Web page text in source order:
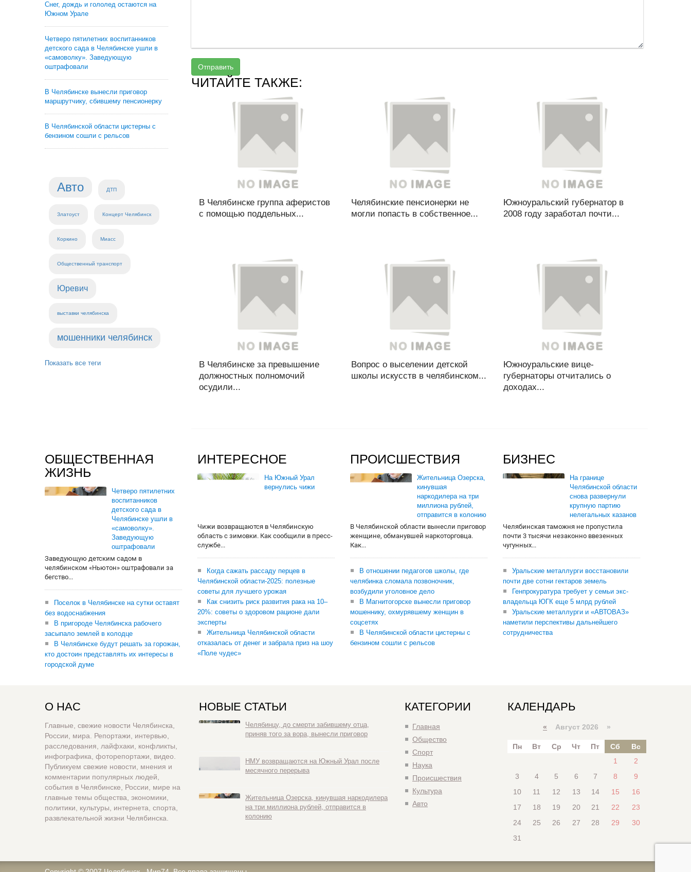
Снег, дождь и гололед остаются на
Южном Урале
Четверо пятилетних воспитанников
детского сада в Челябинске ушли в
«самоволку». Заведующую
оштрафовали
В Челябинске вынесли приговор
маршрутчику, сбившему пенсионерку
В Челябинской области цистерны с
бензином сошли с рельсов
Авто ДТП
Златоуст Концерт Челябинск
Коркино Миасс
Общественный транспорт
Юревич
выставки челябинска
мошенники челябинск
Показать все теги
Отправить
ЧИТАЙТЕ ТАКЖЕ:
В Челябинске группа аферистов
с помощью поддельных...
Челябинские пенсионерки не
могли попасть в собственное...
Южноуральский губернатор в
2008 году заработал почти...
В Челябинске за превышение
должностных полномочий
осудили...
Вопрос о выселении детской
школы искусств в челябинском...
Южноуральские вице-
губернаторы отчитались о
доходах...
ОБЩЕСТВЕННАЯ
ЖИЗНЬ
Четверо пятилетних
воспитанников
детского сада в
Челябинске ушли в
«самоволку».
Заведующую
оштрафовали
Заведующую детским садом в
челябинском «Ньютон» оштрафовали за
бегство...
Поселок в Челябинске на сутки оставят
без водоснабжения
В пригороде Челябинска рабочего
засыпало землей в колодце
В Челябинске будут решать за горожан,
кто достоин представлять их интересы в
городской думе
ИНТЕРЕСНОЕ
На Южный Урал
вернулись чижи
Чижи возвращаются в Челябинскую
область с зимовки. Как сообщили в пресс-
службе...
Когда сажать рассаду перцев в
Челябинской области-2025: полезные
советы для лучшего урожая
Как снизить риск развития рака на 10–
20%: советы о здоровом рационе дали
эксперты
Жительница Челябинской области
отказалась от денег и забрала приз на шоу
«Поле чудес»
ПРОИСШЕСТВИЯ
Жительница Озерска,
кинувшая
наркодилера на три
миллиона рублей,
отправится в колонию
В Челябинской области вынесли приговор
женщине, обманувшей наркоторговца.
Как...
В отношении педагогов школы, где
челябинка сломала позвоночник,
возбудили уголовное дело
В Магнитогорске вынесли приговор
мошеннику, охмурявшему женщин в
соцсетях
В Челябинской области цистерны с
бензином сошли с рельсов
БИЗНЕС
На границе
Челябинской области
снова развернули
крупную партию
нелегальных казанов
Челябинская таможня не пропустила
почти 3 тысячи незаконно ввезенных
чугунных...
Уральские металлурги восстановили
почти две сотни гектаров земель
Генпрокуратура требует у семьи экс-
владельца ЮГК еще 5 млрд рублей
Уральские металлурги и «АВТОВАЗ»
наметили перспективы дальнейшего
сотрудничества
О НАС
Главные, свежие новости Челябинска,
России, мира. Репортажи, интервью,
расследования, лайфхаки, конфликты,
инфографика, фоторепортажи, видео.
Публикуем свежие новости, мнения и
комментарии популярных людей,
события в Челябинске, России, мире на
главные темы общества, экономики,
политики, культуры, интернета, спорта,
развлекательной жизни Челябинска.
НОВЫЕ СТАТЬИ
Челябинцу, до смерти забившему отца,
приняв того за вора, вынесли приговор
НМУ возвращаются на Южный Урал после
месячного перерыва
Жительница Озерска, кинувшая наркодилера
на три миллиона рублей, отправится в
колонию
КАТЕГОРИИ
Главная
Общество
Спорт
Наука
Происшествия
Культура
Авто
КАЛЕНДАРЬ
« Август 2026 »
Пн Вт Ср Чт Пт Сб
Вс
1
2
3
4 5 6 7 8
9
10
11 12 13 14 15
16
17
18 19 20 21 22
23
24
25 26 27 28 29
30
31